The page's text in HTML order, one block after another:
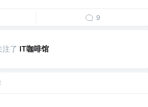
9
注了 IT咖啡馆